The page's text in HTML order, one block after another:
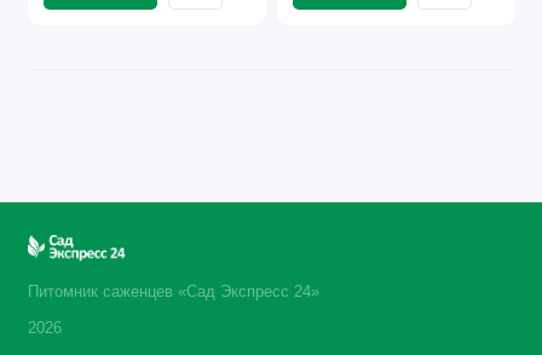
Питомник саженцев «Сад Экспресс 24»
2026